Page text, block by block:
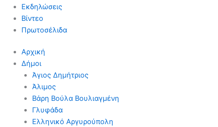
Εκδηλώσεις
Βίντεο
Πρωτοσέλιδα
Αρχική
Δήμοι
Άγιος Δημήτριος
Άλιμος
Βάρη Βούλα Βουλιαγμένη
Γλυφάδα
Ελληνικό Αργυρούπολη